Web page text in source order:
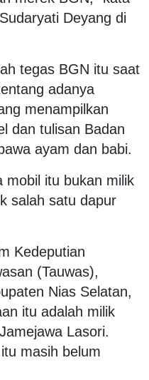
Deyang di
tegas BGN itu saat
adanya
menampilkan
dan tulisan Badan
ayam dan babi.
mobil itu bukan milik
salah satu dapur
Kedeputian
(Tauwas),
Nias Selatan,
itu adalah milik
Lasori.
masih belum